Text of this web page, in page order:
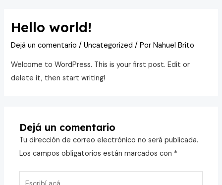
Hello world!
Dejá un comentario /Uncategorized / PorNahuel Brito
Welcome to WordPress. This is your first post. Edit or
delete it, then start writing!
Dejá un comentario
Tu dirección de correo electrónico no será publicada.
Los campos obligatorios están marcados con *